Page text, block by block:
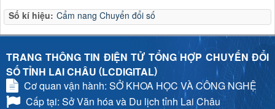
Số kí hiệu: Cẩm nang Chuyển đổi số
TRANG THÔNG TIN ĐIỆN TỬ TỔNG HỢP CHUYỂN ĐỔI
SỐ TỈNH LAI CHÂU (LCDIGITAL)
Cơ quan vận hành: SỞ KHOA HỌC VÀ CÔNG NGHỆ
Cấp tại: Sở Văn hóa và Du lịch tỉnh Lai Châu